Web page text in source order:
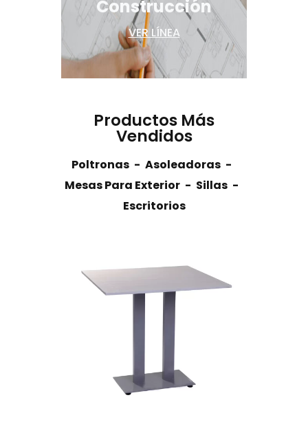
Construcción
VER LÍNEA
Productos Más
Vendidos
Poltronas
Asoleadoras
Mesas Para Exterior
Sillas
Escritorios